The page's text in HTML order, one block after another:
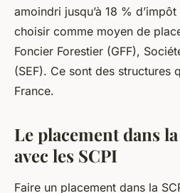
amoindri jusqu’à 18 %
choisir comme moyen de
Foncier Forestier (GFF),
(SEF). Ce sont des structures
France.
Le placement dans
avec les SCPI
Faire un placement dans la